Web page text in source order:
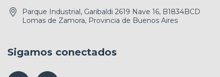
Parque Industrial, Garibaldi 2619 Nave 16, B1834BCD
Lomas de Zamora, Provincia de Buenos Aires
Sigamos conectados